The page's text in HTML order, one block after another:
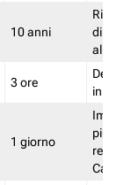
10 anni
di
3 ore
in
1 giorno
più